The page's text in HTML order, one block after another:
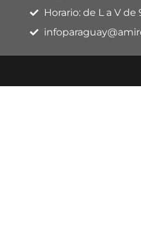
Horario: de L a V de